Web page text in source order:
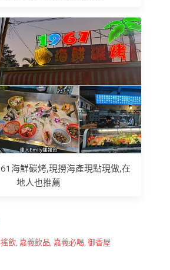
海鮮碳烤,現撈海產現點現做,在
地人也推薦
飲, 嘉義飲品, 嘉義必喝,御香屋